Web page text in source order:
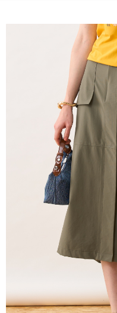
4.訂單成立30分鐘內，如未前
消。如遇「轉專審核」未通過
1.分期款項不併入電信帳單，「
2.透過簡訊連結打開帳單後，可
帳／街口支付／iPASS MONEY
【注意事項】
1.本服務係由「台灣大哥大股份
用戶於交易時，得透過本服務
買賣價金債權讓與本公司後，
2.基於同意付款使用「大哥付你
資料（包含姓名、電話或地址
由本公司與您本人進行分期帳
3.完整用戶服務條款，請詳閱以
１．簡單：不需註冊會員、不需
２．便利：只要手機號碼，簡訊
３．安心：先確認商品／服務後
【「AFTEE先享後付」結帳流程
１．於結帳方式選擇「AFTEE
結帳頁面，進行簡訊認證並確認
２．訂單成立數日內，您將收到
３．收到繳費通知簡訊後14天
ATM／網路銀行／等多元方式
※ 請注意：結帳手續完成當下
購買商品的店家。未經商家同
後付繳納相關費用。
※ 交易是否成功請以「AFTEE
是否繳費成功／繳費後需取消
客戶支援中心」 https://
１．透過由恩沛科技股份有限
易，需依本服務之必要範圍內
權轉讓予恩沛科技股份有限公司。
２．關於個人資料處理事宜，請
https://aftee.tw/terms/#terms3
３．未成年的使用者請事先徵
「AFTEE先享後付」，若未經
任。
４．使用「AFTEE先享後付」
每筆NT$120，滿
每筆NT$120，滿NT$2,000(
每筆NT$120，滿NT$2,000(